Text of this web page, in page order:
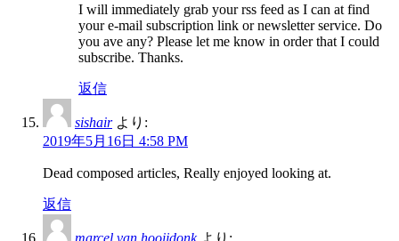
I will immediately grab your rss feed as I can at find
your e-mail subscription link or newsletter service. Do
you ave any? Please let me know in order that I could
subscribe. Thanks.
返信
sishair より:
2019年5月16日 4:58 PM
Dead composed articles, Really enjoyed looking at.
返信
marcel van hooijdonk より: